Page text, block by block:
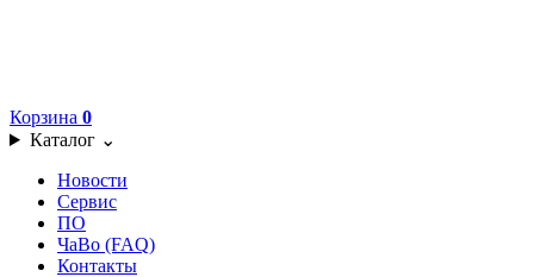
Корзина 0
Каталог ⌄
Новости
Сервис
ПО
ЧаВо (FAQ)
Контакты